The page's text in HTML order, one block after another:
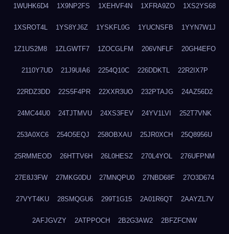
1WUHK6D4 1X9NP2FS 1XEHVF4N 1XFRA9ZO 1XS2YS68
1XSROT4L 1YS8YJ6Z 1YSKFL0G 1YUCNSFB 1YYN7W1J
1Z1US2M8 1ZLGWTF7 1ZOCGLFM 206VNFLF 20GH4EFO
2110Y7UD 21J9UIA6 2254Q10C 226DDKTL 22R2IX7P
22RDZ3DD 22S5F4PR 22XXR3UO 232PTAJG 24AZ56D2
24MC44U0 24TJTMVU 24XS3FEV 24YV1LVI 252T7VNK
253A0XC6 254O5EQJ 258OBXAU 25JR0XCH 25Q8956U
25RMMEOD 26HTTV6H 26L0HESZ 270L4YOL 276UFPNM
27E8J3FW 27MKG0DU 27MNQPU0 27NBD68F 27O3D674
27VYT4KU 28SMQGU6 299T1G15 2A01R6QT 2AAYZL7V
2AFJGVZY 2ATPPOCH 2B2G3AW2 2BFZFCNW